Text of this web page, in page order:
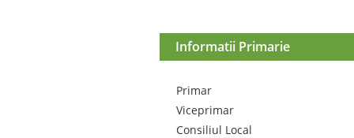
Informatii Primarie
Primar
Viceprimar
Consiliul Local